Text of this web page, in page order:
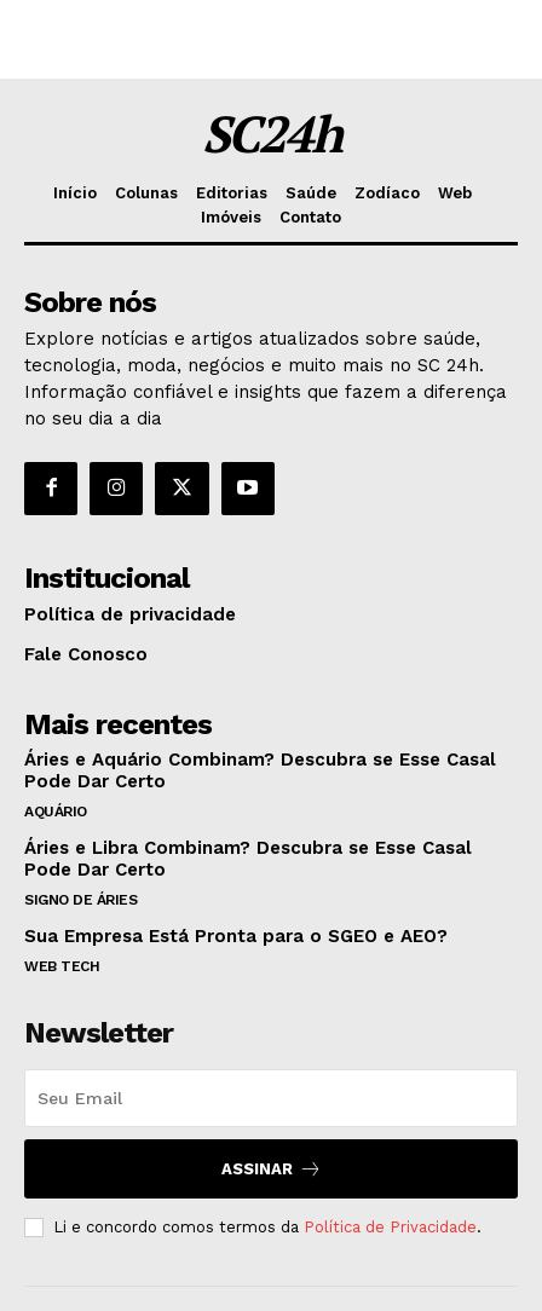
SC24h
Início Colunas Editorias Saúde Zodíaco
Web
Imóveis
Contato
Sobre nós
Explore notícias e artigos atualizados sobre saúde,
tecnologia, moda, negócios e muito mais no SC 24h.
Informação confiável e insights que fazem a diferença
no seu dia a dia
Institucional
Política de privacidade
Fale Conosco
Mais recentes
Áries e Aquário Combinam? Descubra se Esse Casal
Pode Dar Certo
AQUÁRIO
Áries e Libra Combinam? Descubra se Esse Casal
Pode Dar Certo
SIGNO DE ÁRIES
Sua Empresa Está Pronta para o SGEO e AEO?
WEB TECH
Newsletter
ASSINAR
Li e concordo comos termos da Política de Privacidade.